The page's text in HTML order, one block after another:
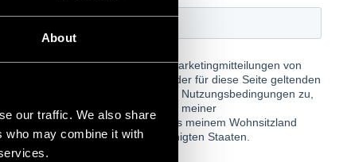
About
our traffic. We also share
who may combine it with